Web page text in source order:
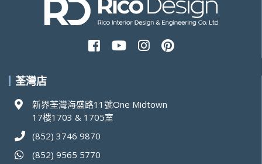
荃灣店
新界荃灣海盛路11號One Midtown
17樓1703 & 1705室
(852) 3746 9870
(852) 9565 5770